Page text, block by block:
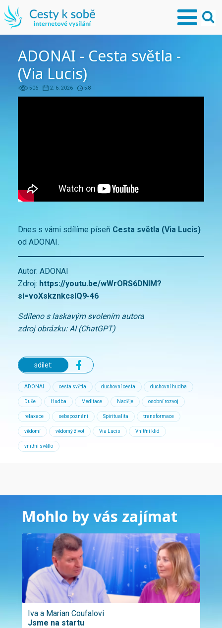
ADONAI - Cesta světla -
(Via Lucis)
506 2. 6. 2026 5:8
Dnes s vámi sdílíme píseň Cesta světla (Via Lucis)
od ADONAI.
Autor: ADONAI
Zdroj: https://youtu.be/wWrORS6DNlM?
si=voXskznkcslQ9-46
Sdíleno s laskavým svolením autora
zdroj obrázku: AI (ChatGPT)
sdílet:
ADONAI cesta světla duchovní cesta duchovní hudba
Duše Hudba Meditace Naděje osobní rozvoj
relaxace sebepoznání Spiritualita transformace
vědomí vědomý život Via Lucis Vnitřní klid
vnitřní světlo
Mohlo by vás zajímat
Iva a Marian Coufalovi
Jsme na startu